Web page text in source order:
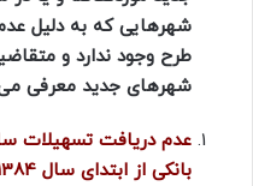
شهرهایی که به دلیل
طرح وجود ندارد و
شهرهای جدید معرفی
عدم دریافت تسهیلات
بانکی از ابتدای سال 1384 تا کنون.